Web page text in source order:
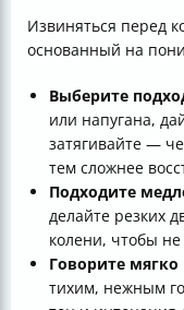
Извиняться перед
основанный на
Выберите
или напугана,
затягивайте —
тем сложнее
Подходите
делайте резких
колени, чтобы не
Говорите мягко
тихим, нежным